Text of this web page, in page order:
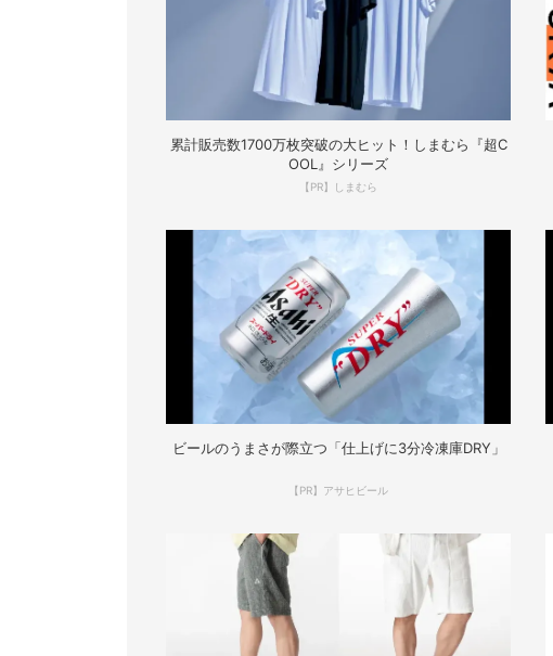
累計販売数1700万枚突破の大ヒット！しまむら『超C
OOL』シリーズ
【PR】しまむら
ビールのうまさが際立つ「仕上げに3分冷凍庫DRY」
【PR】アサヒビール